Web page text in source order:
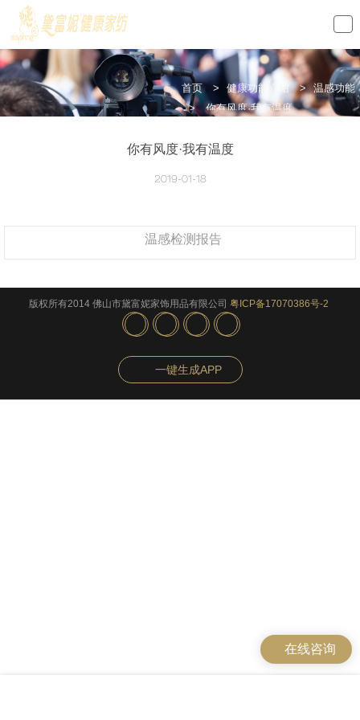
loading
首页 > 健康功能介绍 > 温感功能
> 你有风度·我有温度
你有风度·我有温度
2019-01-18
温感检测报告
版权所有2014 佛山市黛富妮家饰用品有限公司 粤ICP备17070386号-2
一键生成APP
在线咨询